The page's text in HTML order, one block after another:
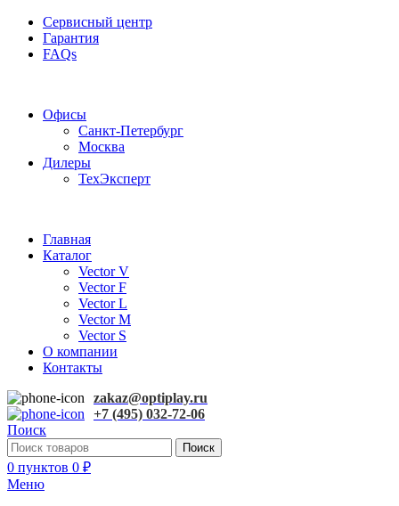
Сервисный центр
Гарантия
FAQs
Офисы
Санкт-Петербург
Москва
Дилеры
ТехЭксперт
Главная
Каталог
Vector V
Vector F
Vector L
Vector M
Vector S
О компании
Контакты
zakaz@optiplay.ru
+7 (495) 032-72-06
Поиск
Поиск
0 пунктов 0 ₽
Меню